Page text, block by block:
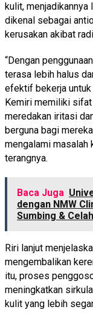
kulit, menjadikannya
dikenal sebagai
kerusakan akibat
“Dengan
terasa lebih halus
efektif bekerja untuk
Kemiri memiliki
meredakan iritasi
berguna bagi
mengalami masalah
terangnya.
Baca Juga
dengan NMW
Sumbing &
Riri lanjut
mengembalikan
itu, proses
meningkatkan
kulit yang lebih